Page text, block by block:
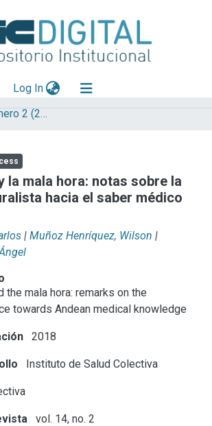
Log In(current)
Volumen 14 | Número 2 (2018) | Salud y Religión
la mala hora: notas sobre la
hacia el saber médico
| Muñoz Henríquez, Wilson |
the mala hora: remarks on the
towards Andean medical knowledge
2018
Instituto de Salud Colectiva
vol. 14, no. 2